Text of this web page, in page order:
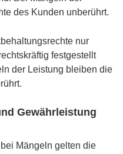
des Kunden unberührt.
nur
festgestellt
der Leistung bleiben die
Gewährleistung
Mängeln gelten die